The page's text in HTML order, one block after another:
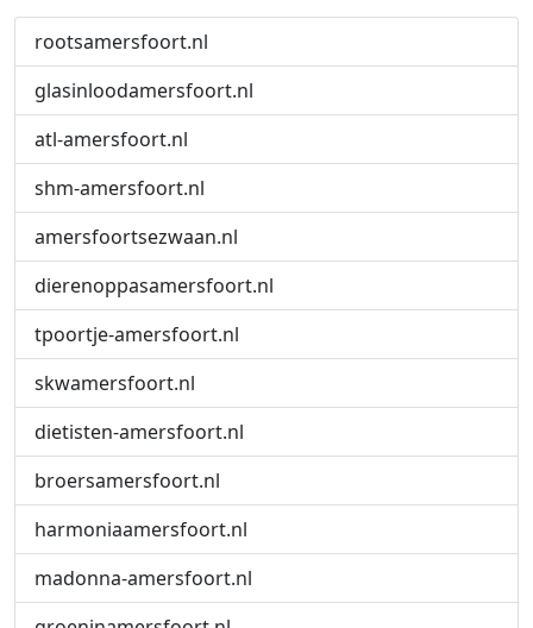
rootsamersfoort.nl
glasinloodamersfoort.nl
atl-amersfoort.nl
shm-amersfoort.nl
amersfoortsezwaan.nl
dierenoppasamersfoort.nl
tpoortje-amersfoort.nl
skwamersfoort.nl
dietisten-amersfoort.nl
broersamersfoort.nl
harmoniaamersfoort.nl
madonna-amersfoort.nl